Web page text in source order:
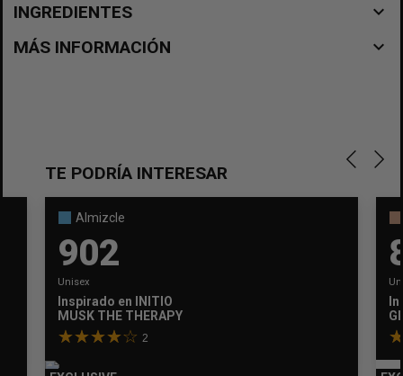
INGREDIENTES navigate_before
MÁS INFORMACIÓN navigate_before
TE PODRÍA INTERESAR
Almizcle
902
Unisex
Inspirado en INITIO
MUSK THE THERAPY
2